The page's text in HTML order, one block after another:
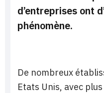
d’entreprises ont
phénomène.
De nombreux
Etats Unis, avec